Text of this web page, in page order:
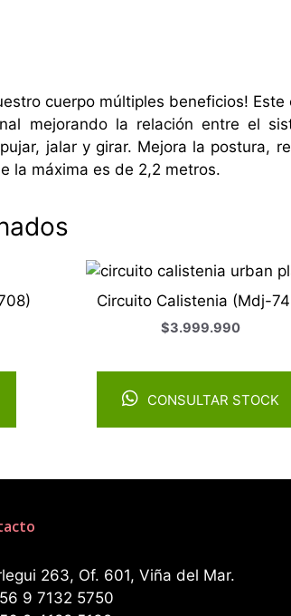
cuerpo múltiples beneficios!
mejorando la relación entre el
jalar y girar. Mejora la postura,
la máxima es de 2,2 metros.
Circuito Calistenia (Mdj-
$3.999.990
CONSULTAR STOCK
263, Of. 601, Viña del Mar.
9 7132 5750